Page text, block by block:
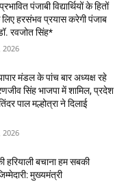
पंजाबी विद्यार्थियों के हितों
लिए हरसंभव प्रयास करेगी पंजाब
रवजोत सिंह*
2026
मंडल के पांच बार अध्यक्ष रहे
सिंह भाजपा में शामिल, प्रदेश
पाल मल्होत्रा ने दिलाई
2026
हरियाली बचाना हम सबकी
मुख्यमंत्री